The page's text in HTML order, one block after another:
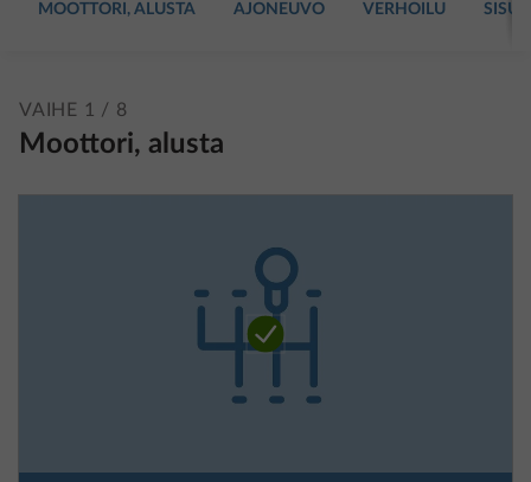
MOOTTORI, ALUSTA AJONEUVO VERHOILU
VAIHE 1 / 8
Moottori, alusta